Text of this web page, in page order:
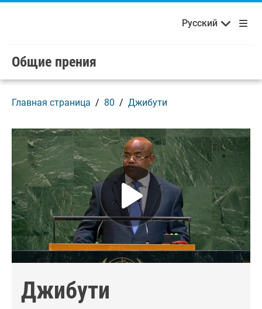
Skip to main content / navigation
Добро пожаловать в ООН! Français Русский
Русский
Общие прения
Главная страница 80 Джибути
Джибути